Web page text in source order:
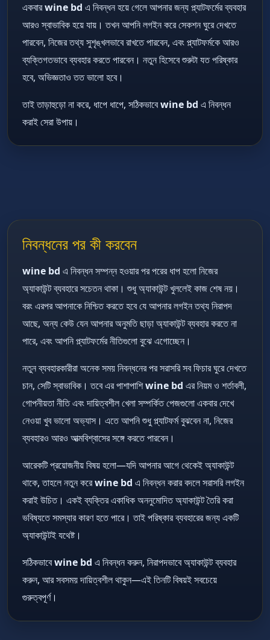
একবারwine bd এ নিবন্ধন হয়ে গেলে আপনার জন্য প্ল্যাটফর্মের ব্যবহার
আরও স্বাভাবিক হয়ে যায়। তখন আপনি লগইন করে সেকশন ঘুরে দেখতে
পারবেন, নিজের তথ্য সুশৃঙ্খলভাবে রাখতে পারবেন, এবং প্ল্যাটফর্মকে আরও
ব্যক্তিগতভাবে ব্যবহার করতে পারবেন। নতুন হিসেবে শুরুটা যত পরিষ্কার
হবে, অভিজ্ঞতাও তত ভালো হবে।
তাই তাড়াহুড়ো না করে, ধাপে ধাপে, সঠিকভাবেwine bd এ নিবন্ধন
করাই সেরা উপায়।
নিবন্ধনের পর কী করবেন
wine bd এ নিবন্ধন সম্পন্ন হওয়ার পর পরের ধাপ হলো নিজের
অ্যাকাউন্ট ব্যবহারে সচেতন থাকা। শুধু অ্যাকাউন্ট খুললেই কাজ শেষ নয়।
বরং এরপর আপনাকে নিশ্চিত করতে হবে যে আপনার লগইন তথ্য নিরাপদ
আছে, অন্য কেউ যেন আপনার অনুমতি ছাড়া অ্যাকাউন্ট ব্যবহার করতে না
পারে, এবং আপনি প্ল্যাটফর্মের নীতিগুলো বুঝে এগোচ্ছেন।
নতুন ব্যবহারকারীরা অনেক সময় নিবন্ধনের পর সরাসরি সব ফিচার ঘুরে দেখতে
চান, সেটি স্বাভাবিক। তবে এর পাশাপাশিwine bd এর নিয়ম ও শর্তাবলী,
গোপনীয়তা নীতি এবং দায়িত্বশীল খেলা সম্পর্কিত পেজগুলো একবার দেখে
নেওয়া খুব ভালো অভ্যাস। এতে আপনি শুধু প্ল্যাটফর্ম বুঝবেন না, নিজের
ব্যবহারও আরও আত্মবিশ্বাসের সঙ্গে করতে পারবেন।
আরেকটি প্রয়োজনীয় বিষয় হলো—যদি আপনার আগে থেকেই অ্যাকাউন্ট
থাকে, তাহলে নতুন করেwine bd এ নিবন্ধন করার বদলে সরাসরি লগইন
করাই উচিত। একই ব্যক্তির একাধিক অননুমোদিত অ্যাকাউন্ট তৈরি করা
ভবিষ্যতে সমস্যার কারণ হতে পারে। তাই পরিষ্কার ব্যবহারের জন্য একটি
অ্যাকাউন্টই যথেষ্ট।
সঠিকভাবেwine bd এ নিবন্ধন করুন, নিরাপদভাবে অ্যাকাউন্ট ব্যবহার
করুন, আর সবসময় দায়িত্বশীল থাকুন—এই তিনটি বিষয়ই সবচেয়ে
গুরুত্বপূর্ণ।